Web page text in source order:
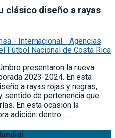
clásico diseño a rayas
- Internacional - Agencias
Fútbol Nacional de Costa Rica
presentaron la nueva
2023-2024. En esta
a rayas rojas y negras,
sentido de pertenencia que
En esta ocasión la
adición: dentro …..